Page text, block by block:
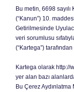
Bu metin, 6698
(“Kanun”) 10.
Getirilmesinde
veri sorumlusu
(“Kartega”) tarafından
Kartega olarak http://
yer alan bazı
Bu Çerez Aydınlatma